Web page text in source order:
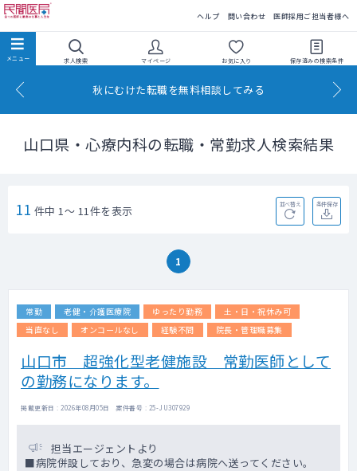
ヘルプ 問い合わせ 医師採用ご担当者様へ
求人検索 マイページ お気に入り 保存済みの検索条件
秋にむけた転職を無料相談してみる
山口県・心療内科の転職・常勤求人検索結果
11 件中 1～ 11件を表示 並べ替え 条件保存
1
常勤 老健・介護医療院 ゆったり勤務
土・日・祝休み可
当直なし
オンコールなし 経験不問 院長・管理職募集
山口市 超強化型老健施設 常勤医師として
の勤務になります。
掲載更新日 : 2026年08月05日 案件番号 : 25-JU307929
担当エージェントより
■病院併設しており、急変の場合は病院へ送ってください。